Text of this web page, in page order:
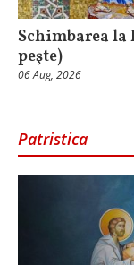
Schimbarea la
peşte)
06 Aug, 2026
Patristica